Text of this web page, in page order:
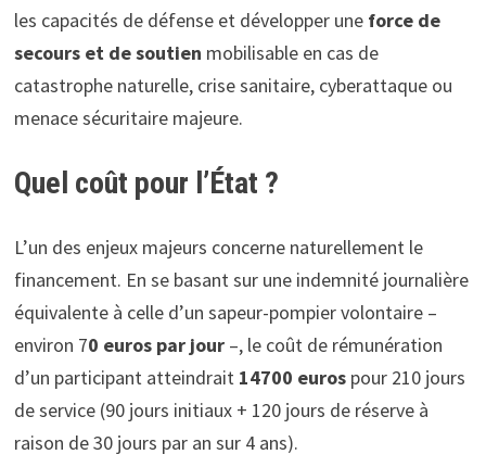
les capacités de défense et développer une force de
secours et de soutien mobilisable en cas de
catastrophe naturelle, crise sanitaire, cyberattaque ou
menace sécuritaire majeure.
Quel coût pour l’État ?
L’un des enjeux majeurs concerne naturellement le
financement. En se basant sur une indemnité journalière
équivalente à celle d’un sapeur-pompier volontaire –
environ 70 euros par jour–, le coût de rémunération
d’un participant atteindrait14700 eurospour 210 jours
de service (90 jours initiaux + 120 jours de réserve à
raison de 30 jours par an sur 4 ans).